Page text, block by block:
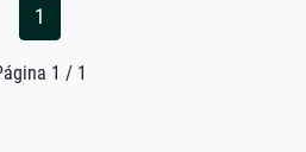
1
1 / 1